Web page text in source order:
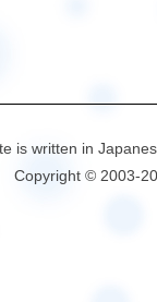
is written in
Copyright © 2003-